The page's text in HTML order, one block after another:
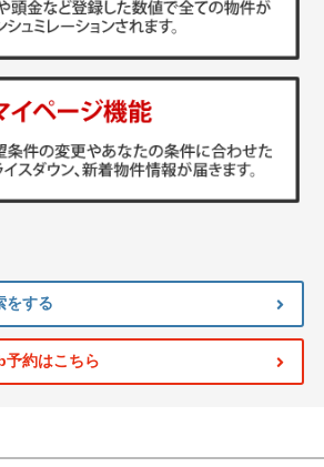
をする
予約はこちら